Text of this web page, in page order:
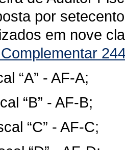
por
em nove
“A” - AF-A;
“B” - AF-B;
“C” - AF-C;